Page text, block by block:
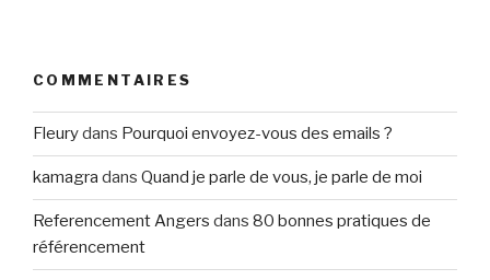
COMMENTAIRES
Fleurydans Pourquoi envoyez-vous des emails ?
kamagra dans Quand je parle de vous, je parle de moi
Referencement Angers dans 80 bonnes pratiques de
référencement